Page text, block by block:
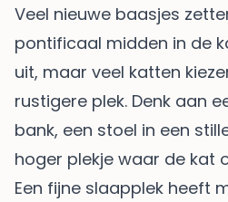
Veel nieuwe baasjes
pontificaal midden in de
uit, maar veel katten
rustigere plek. Denk aan
bank, een stoel in een
hoger plekje waar de kat
Een fijne slaapplek heeft